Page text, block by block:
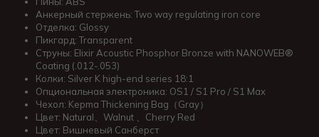
Анкерный стержень: Two way regulating iron core
Отделка: Glossy
Пикгард: Transparent
Струны: Elixir Acoustic Phosphor Bronze with NANOWEB®
Coating (.012-.053)
Колки: Silver K high-end series 18:1
Опциональная электроника: OS1 / S1 Pro / S1 Max
Чехол: Kepma Thickening Bag（Gray）
Цвет: Natural、Walnut 、Cherry Red
Цвет: Вишневый Санберст